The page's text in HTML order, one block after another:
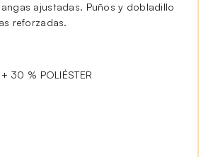
ajustadas. Puños y dobladillo
reforzadas.
30 % POLIÉSTER